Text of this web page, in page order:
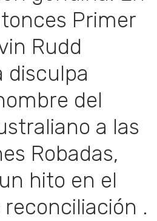
Primer
Rudd
disculpa
del
a las
Robadas,
hito en el
.​